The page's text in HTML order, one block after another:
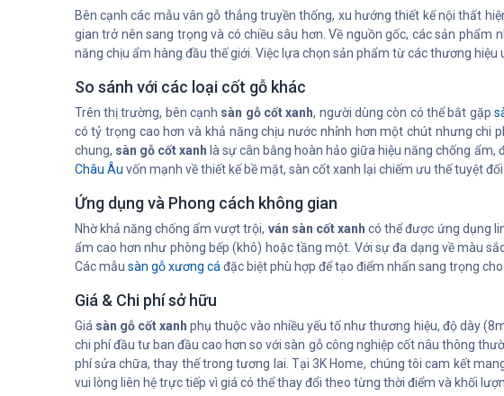
Bên cạnh các mẫu vân gỗ thẳng truyền thống, xu hướng thiết kế nội thất
gian trở nên sang trọng và có chiều sâu hơn. Về nguồn gốc, các sản phẩm
năng chịu ẩm hàng đầu thế giới. Việc lựa chọn sản phẩm từ các thương
So sánh với các loại cốt gỗ khác
Trên thị trường, bên cạnh sàn gỗ cốt xanh, người dùng còn có thể bắt gặp
có tỷ trọng cao hơn và khả năng chịu nước nhỉnh hơn một chút nhưng chi
chung, sàn gỗ cốt xanh là sự cân bằng hoàn hảo giữa hiệu năng chống
Châu Âu vốn mạnh về thiết kế bề mặt, sàn cốt xanh lại chiếm ưu thế tuyệt
Ứng dụng và Phong cách không gian
Nhờ khả năng chống ẩm vượt trội, ván sàn cốt xanh có thể được ứng dụng
ẩm cao hơn như phòng bếp (khô) hoặc tầng một. Với sự đa dạng về màu
Các mẫu sàn gỗ xương cá đặc biệt phù hợp để tạo điểm nhấn sang trọng
Giá & Chi phí sở hữu
Giá sàn gỗ cốt xanh phụ thuộc vào nhiều yếu tố như thương hiệu, độ dày
chi phí đầu tư ban đầu cao hơn so với sàn gỗ công nghiệp cốt nâu thông
phí sửa chữa, thay thế trong tương lai. Tại 3K Home, chúng tôi cam kết
vui lòng liên hệ trực tiếp vì giá có thể thay đổi theo từng thời điểm và khối